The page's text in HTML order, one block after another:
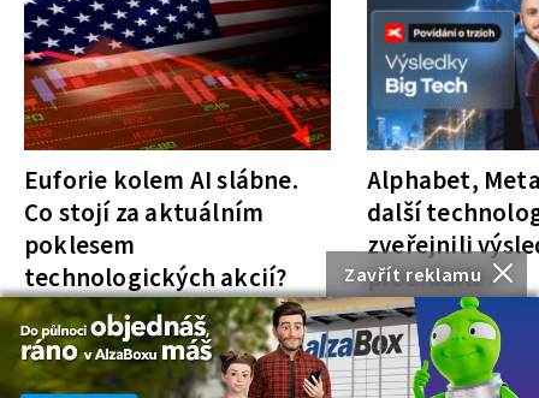
Zavřít reklamu
Euforie kolem AI slábne.
Co stojí za aktuálním
poklesem
technologických akcií?
NOVINKY J. Filip
Alphabet,
další
zveřejnili
prozradila?
NOVINKY J. Filip